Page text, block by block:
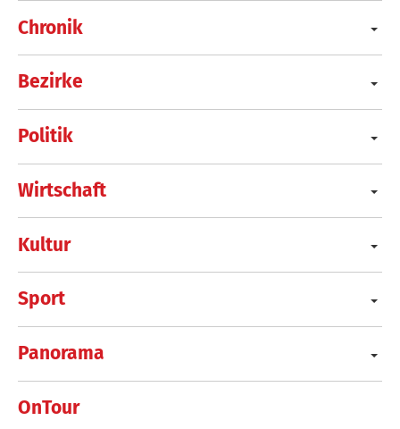
Chronik
Bezirke
Politik
Wirtschaft
Kultur
Sport
Panorama
OnTour